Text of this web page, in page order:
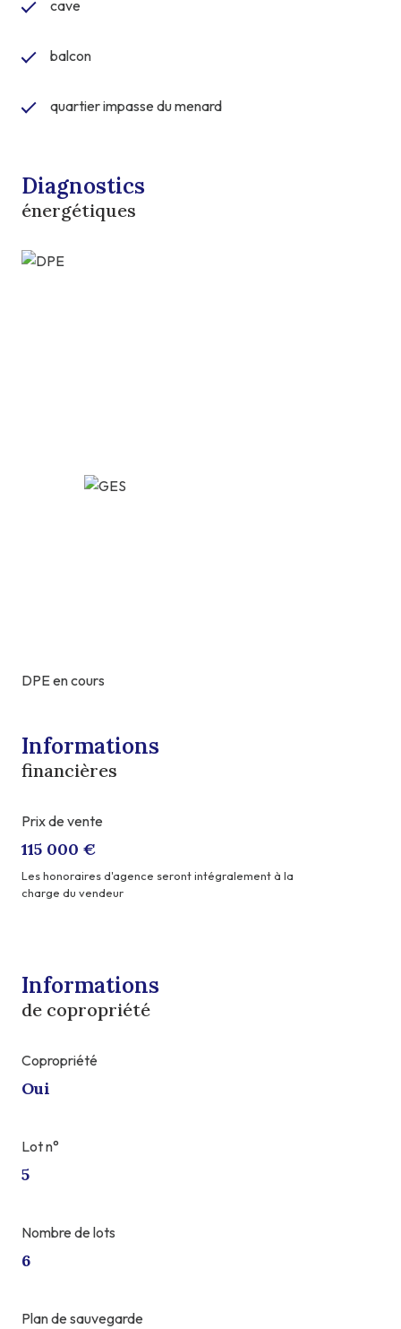
cave
balcon
quartier impasse du menard
Diagnostics
énergétiques
DPE en cours
Informations
financières
Prix de vente
115 000 €
Les honoraires d'agence seront intégralement à la
charge du vendeur
Informations
de copropriété
Copropriété
Oui
Lot n°
5
Nombre de lots
6
Plan de sauvegarde